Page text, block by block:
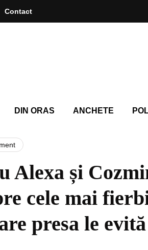
Contact
DIN ORAS ANCHETE
Alexa și
cele mai
presa le evită